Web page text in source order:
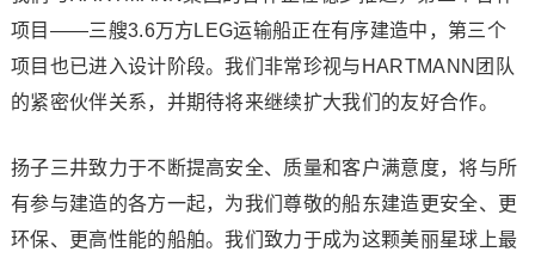
项目——三艘3.6万方LEG运输船正在有序建造中，第三个
项目也已进入设计阶段。我们非常珍视与HARTMANN团队
的紧密伙伴关系，并期待将来继续扩大我们的友好合作。
扬子三井致力于不断提高安全、质量和客户满意度，将与所
有参与建造的各方一起，为我们尊敬的船东建造更安全、更
环保、更高性能的船舶。我们致力于成为这颗美丽星球上最